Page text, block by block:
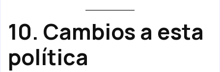
10. Cambios a esta
política